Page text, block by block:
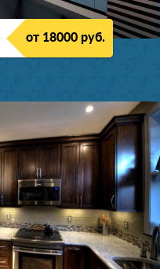
от 18000 руб.